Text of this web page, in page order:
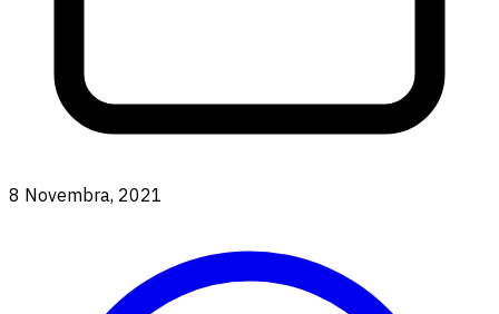
8 Novembra, 2021